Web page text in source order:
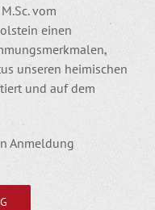
vom
einen
unseren heimischen
und auf dem
Anmeldung